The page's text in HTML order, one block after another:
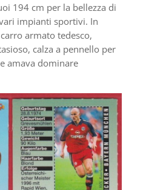
194 cm per la bellezza di
impianti sportivi. In
armato tedesco,
calza a pennello per
amava dominare